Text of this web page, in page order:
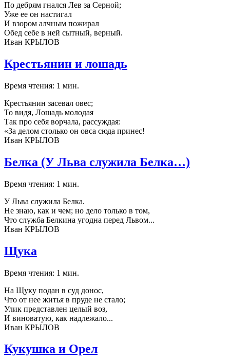
По дебрям гнался Лев за Серной;
Уже ее он настигал
И взором алчным пожирал
Обед себе в ней сытный, верный.
Иван КРЫЛОВ
Крестьянин и лошадь
Время чтения: 1 мин.
Крестьянин засевал овес;
То видя, Лошадь молодая
Так про себя ворчала, рассуждая:
«За делом столько он овса сюда принес!
Иван КРЫЛОВ
Белка (У Льва служила Белка…)
Время чтения: 1 мин.
У Льва служила Белка.
Не знаю, как и чем; но дело только в том,
Что служба Белкина угодна перед Львом...
Иван КРЫЛОВ
Щука
Время чтения: 1 мин.
На Щуку подан в суд донос,
Что от нее житья в пруде не стало;
Улик представлен целый воз,
И виноватую, как надлежало...
Иван КРЫЛОВ
Кукушка и Орел